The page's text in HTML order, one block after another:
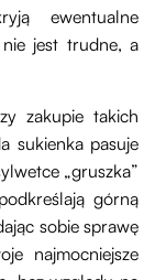
ewentualne
nie jest trudne, a
zakupie takich
sukienka pasuje
„gruszka”
górną
sobie sprawę
najmocniejsze